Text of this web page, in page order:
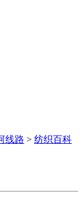
线路 > 纺织百科